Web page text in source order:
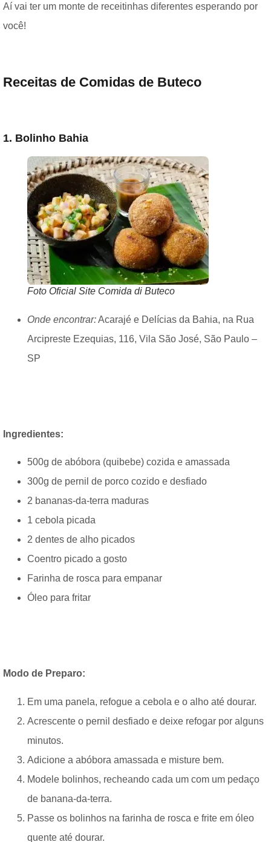
Aí vai ter um monte de receitinhas diferentes esperando por
você!
Receitas de Comidas de Buteco
1. Bolinho Bahia
Foto Oficial Site Comida di Buteco
Onde encontrar:Acarajé e Delícias da Bahia, na Rua
Arcipreste Ezequias, 116, Vila São José, São Paulo –
SP
Ingredientes:
500g de abóbora (quibebe) cozida e amassada
300g de pernil de porco cozido e desfiado
2 bananas-da-terra maduras
1 cebola picada
2 dentes de alho picados
Coentro picado a gosto
Farinha de rosca para empanar
Óleo para fritar
Modo de Preparo:
Em uma panela, refogue a cebola e o alho até dourar.
Acrescente o pernil desfiado e deixe refogar por alguns
minutos.
Adicione a abóbora amassada e misture bem.
Modele bolinhos, recheando cada um com um pedaço
de banana-da-terra.
Passe os bolinhos na farinha de rosca e frite em óleo
quente até dourar.